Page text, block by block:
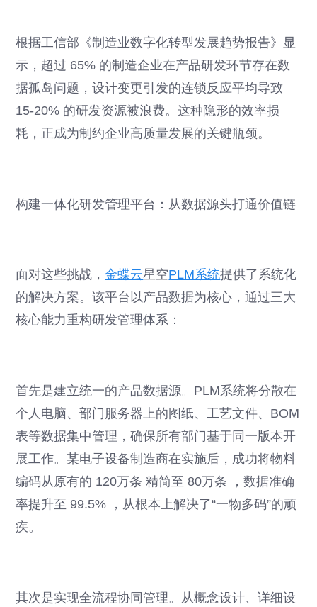
根据工信部《制造业数字化转型发展趋势报告》显
示，超过 65% 的制造企业在产品研发环节存在数
据孤岛问题，设计变更引发的连锁反应平均导致
15-20% 的研发资源被浪费。这种隐形的效率损
耗，正成为制约企业高质量发展的关键瓶颈。
构建一体化研发管理平台：从数据源头打通价值链
面对这些挑战，金蝶云星空PLM系统提供了系统化
的解决方案。该平台以产品数据为核心，通过三大
核心能力重构研发管理体系：
首先是建立统一的产品数据源。PLM系统将分散在
个人电脑、部门服务器上的图纸、工艺文件、BOM
表等数据集中管理，确保所有部门基于同一版本开
展工作。某电子设备制造商在实施后，成功将物料
编码从原有的 120万条 精简至 80万条 ，数据准确
率提升至 99.5% ，从根本上解决了“一物多码”的顽
疾。
其次是实现全流程协同管理。从概念设计、详细设